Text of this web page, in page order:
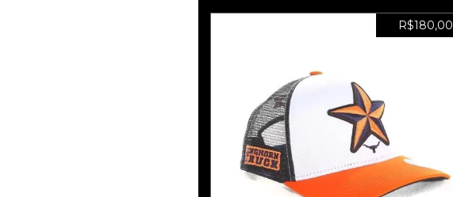
R$180,00
BONÉ LHT 09 - ADESIVO DE